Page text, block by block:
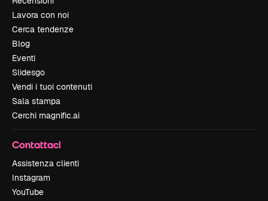
Lavora con noi
Cerca tendenze
Blog
Eventi
Slidesgo
Vendi i tuoi contenuti
Sala stampa
Cerchi magnific.ai
Contattaci
Assistenza clienti
Instagram
YouTube